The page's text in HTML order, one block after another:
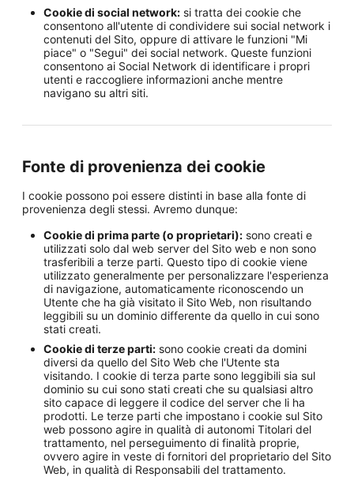
Cookie di social network: si tratta dei cookie che
consentono all'utente di condividere sui social network i
contenuti del Sito, oppure di attivare le funzioni "Mi
piace" o "Segui" dei social network. Queste funzioni
consentono ai Social Network di identificare i propri
utenti e raccogliere informazioni anche mentre
navigano su altri siti.
Fonte di provenienza dei cookie
I cookie possono poi essere distinti in base alla fonte di
provenienza degli stessi. Avremo dunque:
Cookie di prima parte (o proprietari): sono creati e
utilizzati solo dal web server del Sito web e non sono
trasferibili a terze parti. Questo tipo di cookie viene
utilizzato generalmente per personalizzare l'esperienza
di navigazione, automaticamente riconoscendo un
Utente che ha già visitato il Sito Web, non risultando
leggibili su un dominio differente da quello in cui sono
stati creati.
Cookie di terze parti: sono cookie creati da domini
diversi da quello del Sito Web che l'Utente sta
visitando. I cookie di terza parte sono leggibili sia sul
dominio su cui sono stati creati che su qualsiasi altro
sito capace di leggere il codice del server che li ha
prodotti. Le terze parti che impostano i cookie sul Sito
web possono agire in qualità di autonomi Titolari del
trattamento, nel perseguimento di finalità proprie,
ovvero agire in veste di fornitori del proprietario del Sito
Web, in qualità di Responsabili del trattamento.